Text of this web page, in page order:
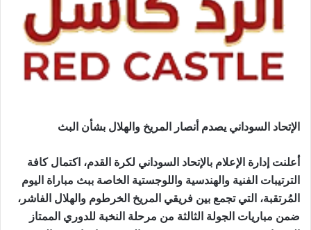
الإتحاد السوداني يصدم أنصار المريخ والهلال بشأن البث
أعلنت إدارة الإعلام بالإتحاد السوداني لكرة القدم، اكتمال كافة
الترتيبات الفنية والهندسية واللوجستية الخاصة ببث مباراة اليوم
المُرتقبة، التي تجمع بين فريقي المريخ الخرطوم والهلال الفاشر،
ضمن مباريات الجولة الثالثة من مرحلة النخبة للدوري الممتاز